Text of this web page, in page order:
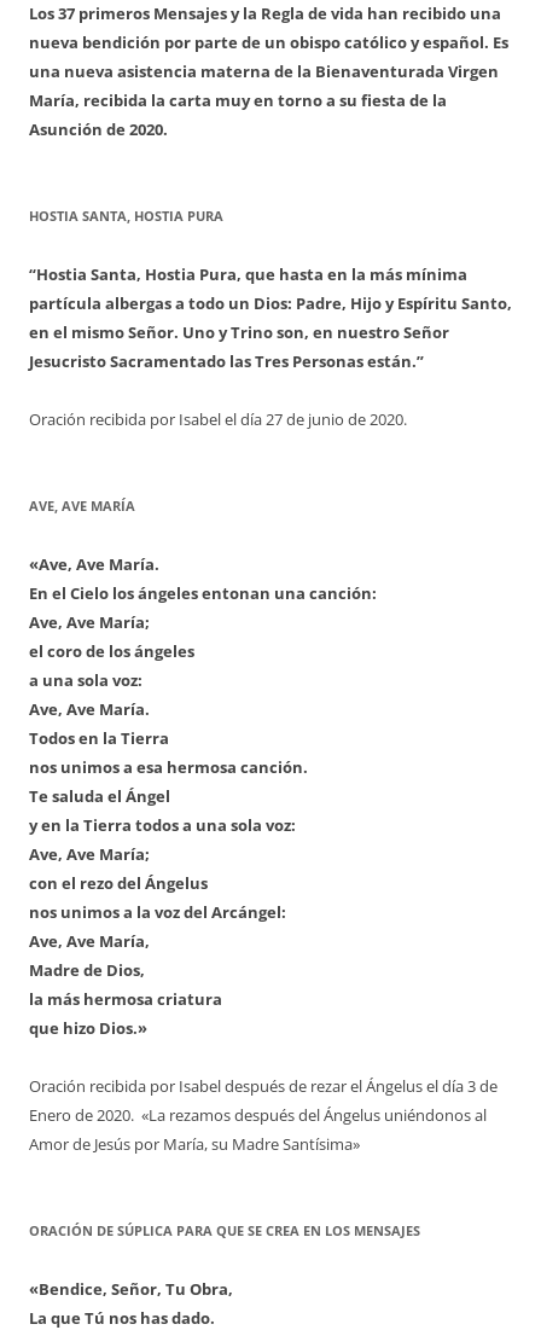
Los 37 primeros Mensajes y la Regla de vida han recibido una
nueva bendición por parte de un obispo católico y español. Es
una nueva asistencia materna de la Bienaventurada Virgen
María, recibida la carta muy en torno a su fiesta de la
Asunción de 2020.
HOSTIA SANTA, HOSTIA PURA
“Hostia Santa, Hostia Pura, que hasta en la más mínima
partícula albergas a todo un Dios: Padre, Hijo y Espíritu Santo,
en el mismo Señor. Uno y Trino son, en nuestro Señor
Jesucristo Sacramentado las Tres Personas están.”
Oración recibida por Isabel el día 27 de junio de 2020.
AVE, AVE MARÍA
«Ave, Ave María.
En el Cielo los ángeles entonan una canción:
Ave, Ave María;
el coro de los ángeles
a una sola voz:
Ave, Ave María.
Todos en la Tierra
nos unimos a esa hermosa canción.
Te saluda el Ángel
y en la Tierra todos a una sola voz:
Ave, Ave María;
con el rezo del Ángelus
nos unimos a la voz del Arcángel:
Ave, Ave María,
Madre de Dios,
la más hermosa criatura
que hizo Dios.»
Oración recibida por Isabel después de rezar el Ángelus el día 3 de
Enero de 2020. «La rezamos después del Ángelus uniéndonos al
Amor de Jesús por María, su Madre Santísima»
ORACIÓN DE SÚPLICA PARA QUE SE CREA EN LOS MENSAJES
«Bendice, Señor, Tu Obra,
La que Tú nos has dado.